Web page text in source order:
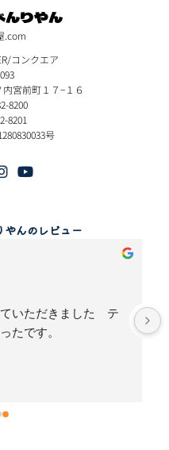
んりやん
.com
コンクエア
宮前町１７−１６
8200
8201
号
やんのレビュー
いただきました　テ
たです。